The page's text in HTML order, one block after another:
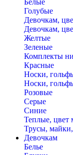
Белые
Голубые
Девочкам,
Девочкам,
Желтые
Зеленые
Комплекты
Красные
Носки,
Носки,
Розовые
Серые
Синие
Теплые, цвет
Трусы,
Девочкам
Белье